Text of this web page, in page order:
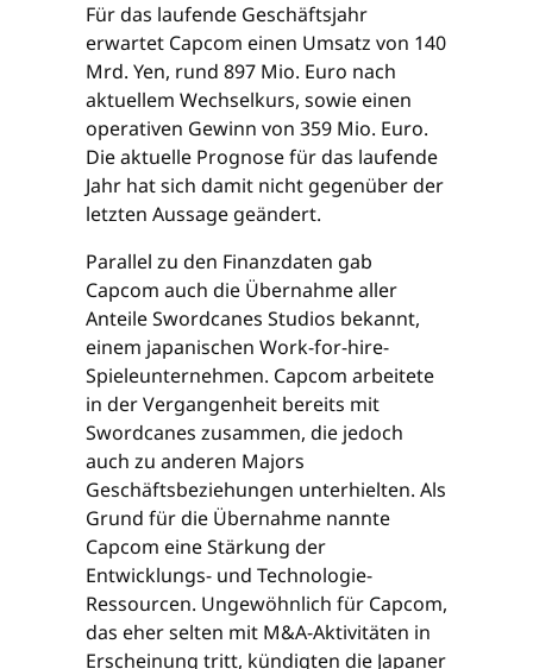
Für das laufende Geschäftsjahr
erwartet Capcom einen Umsatz von 140
Mrd. Yen, rund 897 Mio. Euro nach
aktuellem Wechselkurs, sowie einen
operativen Gewinn von 359 Mio. Euro.
Die aktuelle Prognose für das laufende
Jahr hat sich damit nicht gegenüber der
letzten Aussage geändert.
Parallel zu den Finanzdaten gab
Capcom auch die Übernahme aller
Anteile Swordcanes Studios bekannt,
einem japanischen Work-for-hire-
Spieleunternehmen. Capcom arbeitete
in der Vergangenheit bereits mit
Swordcanes zusammen, die jedoch
auch zu anderen Majors
Geschäftsbeziehungen unterhielten. Als
Grund für die Übernahme nannte
Capcom eine Stärkung der
Entwicklungs- und Technologie-
Ressourcen. Ungewöhnlich für Capcom,
das eher selten mit M&A-Aktivitäten in
Erscheinung tritt, kündigten die Japaner